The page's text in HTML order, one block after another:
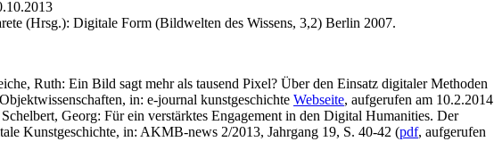
(Hrsg.): Digitale Form (Bildwelten des Wissens, 3,2) Berlin 2007.
Ruth: Ein Bild sagt mehr als tausend Pixel? Über den Einsatz digitaler Methoden
in: e-journal kunstgeschichte Webseite, aufgerufen am 10.2.2014
Georg: Für ein verstärktes Engagement in den Digital Humanities. Der
Kunstgeschichte, in: AKMB-news 2/2013, Jahrgang 19, S. 40-42 (pdf, aufgerufen